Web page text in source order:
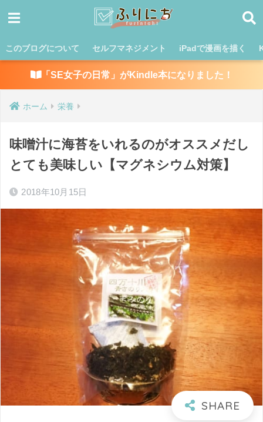
このブログについて セルフマネジメント iPadで漫画を描く
「SE女子の日常」がKindle本になりました！
ホーム 栄養
味噌汁に海苔をいれるのがオススメだし
とても美味しい【マグネシウム対策】
2018年10月15日